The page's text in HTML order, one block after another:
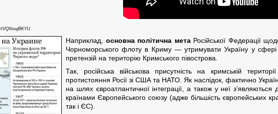
Наприклад, основна політична метаРосійської Федерації
Чорноморського флоту в Криму — утримувати Україну у сфері
претензій на територію Кримського півострова.
Так, російська військова присутність на кримській
протистояння Росії зі США та НАТО. Як наслідок, фактично
на шлях євроатлантичної інтеграції, а також у неї
країнами Європейського союзу (адже більшість європейських
так і ЄС).